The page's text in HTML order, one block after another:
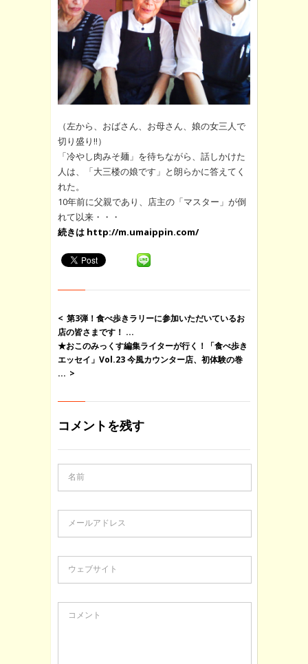
（左から、おばさん、お母さん、娘の女三人で
切り盛り!!）
「冷やし肉みそ麺」を待ちながら、話しかけた
人は、「大三楼の娘です」と朗らかに答えてく
れた。
10年前に父親であり、店主の「マスター」が倒
れて以来・・・
続きは http://m.umaippin.com/
第3弾！食べ歩きラリーに参加いただいているお
店の皆さまです！ ...
★おこのみっくす編集ライターが行く！「食べ歩き
エッセイ」Vol.23 今風カウンター店、初体験の巻
...
コメントを残す
名前
メールアドレス
ウェブサイト
コメント